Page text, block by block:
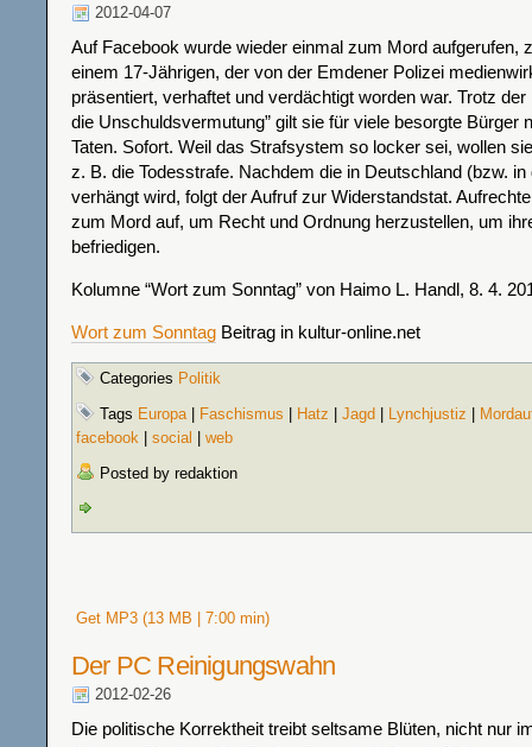
2012-04-07
Auf Facebook wurde wieder einmal zum Mord aufgerufen,
einem 17-Jährigen, der von der Emdener Polizei
präsentiert, verhaftet und verdächtigt worden war. Trotz der
die Unschuldsvermutung” gilt sie für viele besorgte Bürger
Taten. Sofort. Weil das Strafsystem so locker sei, wollen
z. B. die Todesstrafe. Nachdem die in Deutschland (bzw.
verhängt wird, folgt der Aufruf zur Widerstandstat.
zum Mord auf, um Recht und Ordnung herzustellen, um
befriedigen.
Kolumne “Wort zum Sonntag” von Haimo L. Handl, 8. 4.
Wort zum Sonntag Beitrag in kultur-online.net
Categories Politik
Tags Europa| Faschismus Hatz Jagd Lynchjustiz
facebook
social
web
Posted by redaktion
Get MP3 (13 MB | 7:00 min)
Der PC Reinigungswahn
2012-02-26
Die politische Korrektheit treibt seltsame Blüten, nicht nur